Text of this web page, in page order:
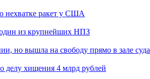
нехватке ракет у США
один из крупнейших НПЗ
но вышла на свободу прямо в зале суда
делу хищения 4 млрд рублей